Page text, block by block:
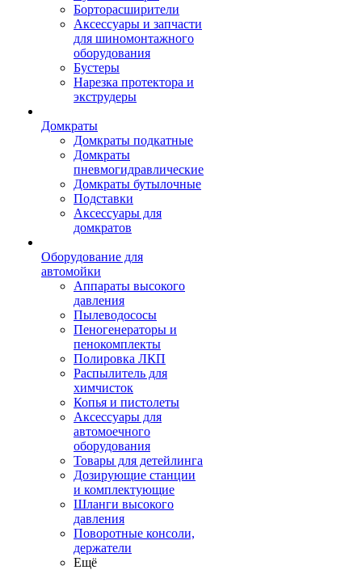
Борторасширители
Аксессуары и запчасти
для шиномонтажного
оборудования
Бустеры
Нарезка протектора и
экструдеры
Домкраты
Домкраты подкатные
Домкраты
пневмогидравлические
Домкраты бутылочные
Подставки
Аксессуары для
домкратов
Оборудование для
автомойки
Аппараты высокого
давления
Пылеводососы
Пеногенераторы и
пенокомплекты
Полировка ЛКП
Распылитель для
химчисток
Копья и пистолеты
Аксессуары для
автомоечного
оборудования
Товары для детейлинга
Дозирующие станции
и комплектующие
Шланги высокого
давления
Поворотные консоли,
держатели
Ещё